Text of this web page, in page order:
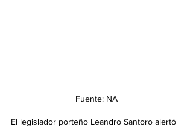
Fuente: NA
El legislador porteño Leandro Santoro alertó